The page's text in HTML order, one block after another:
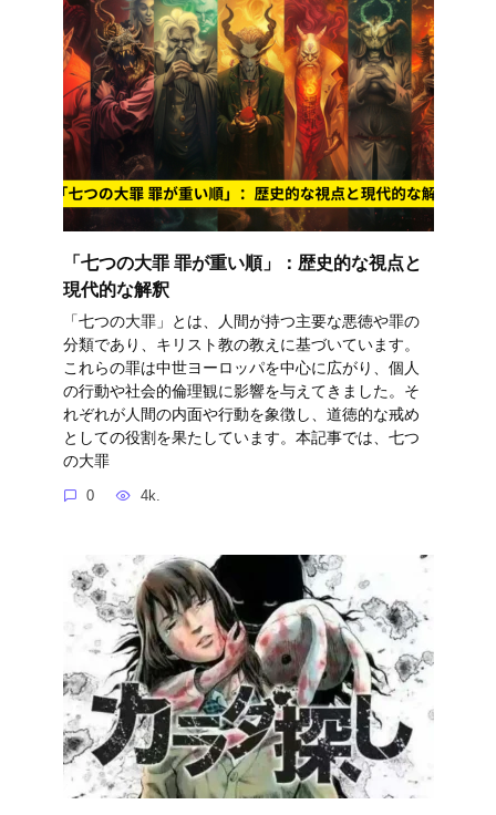
「七つの大罪 罪が重い順」：歴史的な視点と
現代的な解釈
「七つの大罪」とは、人間が持つ主要な悪徳や罪の
分類であり、キリスト教の教えに基づいています。
これらの罪は中世ヨーロッパを中心に広がり、個人
の行動や社会的倫理観に影響を与えてきました。そ
れぞれが人間の内面や行動を象徴し、道徳的な戒め
としての役割を果たしています。本記事では、七つ
の大罪
0 4k.